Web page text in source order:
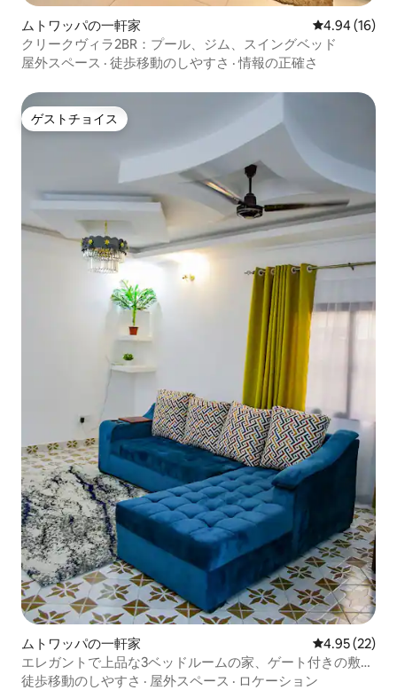
ムトワッパの一軒家 レビュー16
4.94 (16)
クリークヴィラ2BR：プール、ジム、スイングベッド
屋外スペース · 徒歩移動のしやすさ ·情報の正確さ
ゲストチョイス
ゲストチョイス
ムトワッパの一軒家 レビュー22
4.95 (22)
エレガントで上品な3ベッドルームの家、ゲート付きの敷地
内に無料駐車場
徒歩移動のしやすさ · 屋外スペース · ロケーション